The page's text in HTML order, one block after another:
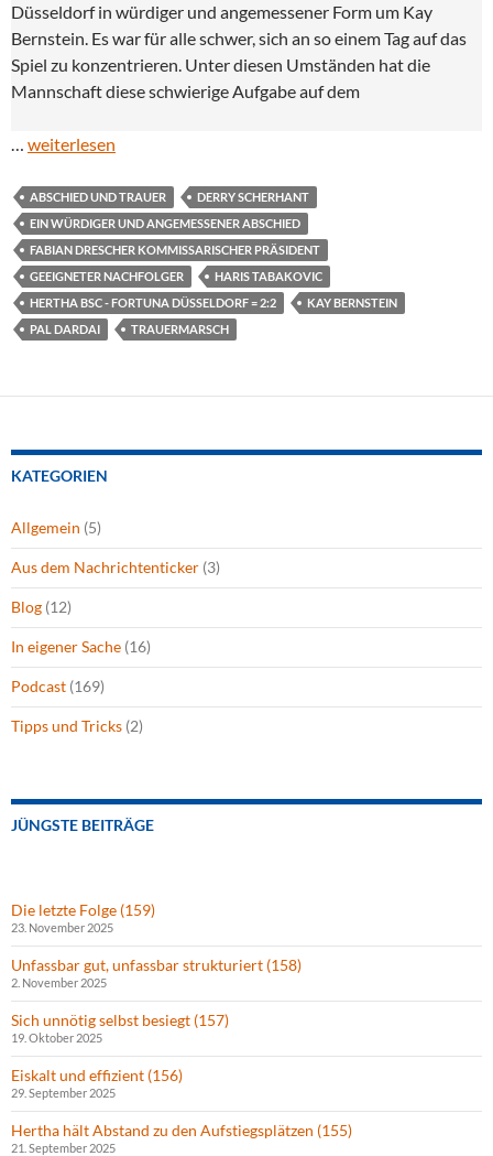
Düsseldorf in würdiger und angemessener Form um Kay
Bernstein. Es war für alle schwer, sich an so einem Tag auf das
Spiel zu konzentrieren. Unter diesen Umständen hat die
Mannschaft diese schwierige Aufgabe auf dem
… weiterlesen
ABSCHIED UND TRAUER
DERRY SCHERHANT
EIN WÜRDIGER UND ANGEMESSENER ABSCHIED
FABIAN DRESCHER KOMMISSARISCHER PRÄSIDENT
GEEIGNETER NACHFOLGER
HARIS TABAKOVIC
HERTHA BSC - FORTUNA DÜSSELDORF = 2:2
KAY BERNSTEIN
PAL DARDAI
TRAUERMARSCH
KATEGORIEN
Allgemein (5)
Aus dem Nachrichtenticker (3)
Blog (12)
In eigener Sache (16)
Podcast (169)
Tipps und Tricks (2)
JÜNGSTE BEITRÄGE
Die letzte Folge (159)
23. November 2025
Unfassbar gut, unfassbar strukturiert (158)
2. November 2025
Sich unnötig selbst besiegt (157)
19. Oktober 2025
Eiskalt und effizient (156)
29. September 2025
Hertha hält Abstand zu den Aufstiegsplätzen (155)
21. September 2025